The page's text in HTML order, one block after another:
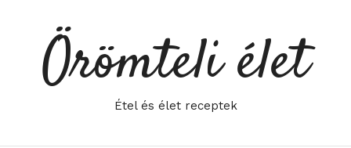
contentÖrömteli élet
Étel és élet receptek